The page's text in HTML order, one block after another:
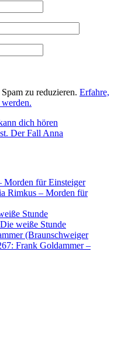
zu reduzieren. Erfahre,
dich hören
Der Fall Anna
Morden für Einsteiger
Rimkus – Morden für
Stunde
weiße Stunde
(Braunschweiger
Frank Goldammer –